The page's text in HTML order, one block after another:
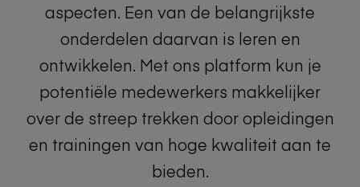
aspecten. Een van de belangrijkste
onderdelen daarvan is leren en
ontwikkelen. Met ons platform kun je
potentiële medewerkers makkelijker
over de streep trekken door opleidingen
en trainingen van hoge kwaliteit aan te
bieden.